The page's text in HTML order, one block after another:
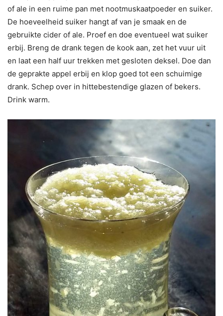
of ale in een ruime pan met nootmuskaatpoeder en suiker.
De hoeveelheid suiker hangt af van je smaak en de
gebruikte cider of ale. Proef en doe eventueel wat suiker
erbij. Breng de drank tegen de kook aan, zet het vuur uit
en laat een half uur trekken met gesloten deksel. Doe dan
de geprakte appel erbij en klop goed tot een schuimige
drank. Schep over in hittebestendige glazen of bekers.
Drink warm.